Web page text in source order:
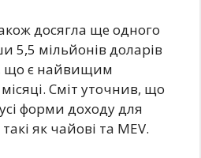
досягла ще одного
5,5 мільйонів доларів
що є найвищим
Сміт уточнив, що
форми доходу для
як чайові та MEV.